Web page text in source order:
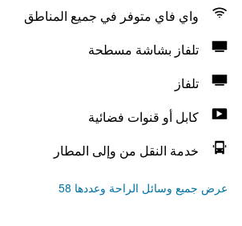
واي فاي متوفر في جميع المناطق
تلفاز بشاشة مسطحة
تلفاز
كابل أو قنوات فضائية
خدمة النقل من وإلى المطار
عرض جميع وسائل الراحة وعددها 58